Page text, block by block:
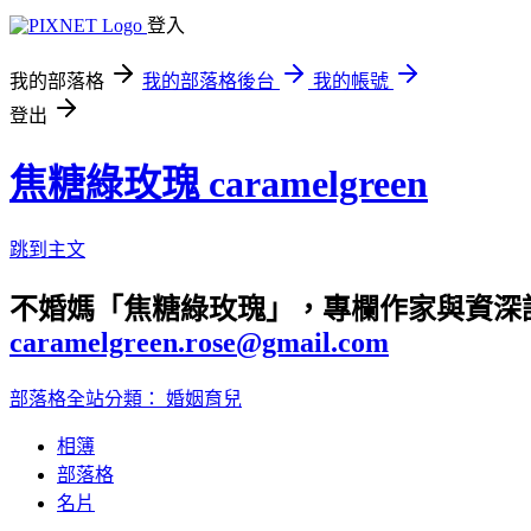
登入
我的部落格 我的部落格後台
我的帳號
登出
焦糖綠玫瑰 caramelgreen
跳到主文
不婚媽「焦糖綠玫瑰」，專欄作家與資深
caramelgreen.rose@gmail.com
部落格全站分類： 婚姻育兒
相簿
部落格
名片